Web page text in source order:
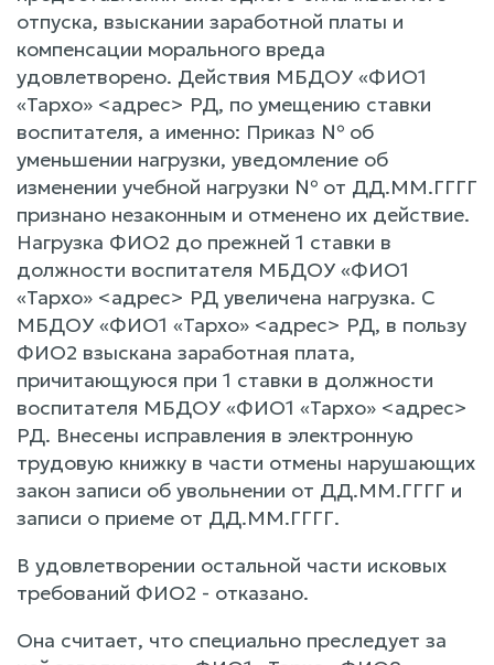
отпуска, взыскании заработной платы и
компенсации морального вреда
удовлетворено. Действия МБДОУ «ФИО1
«Тархо» <адрес> РД, по умещению ставки
воспитателя, а именно: Приказ № об
уменьшении нагрузки, уведомление об
изменении учебной нагрузки № от ДД.ММ.ГГГГ
признано незаконным и отменено их действие.
Нагрузка ФИО2 до прежней 1 ставки в
должности воспитателя МБДОУ «ФИО1
«Тархо» <адрес> РД увеличена нагрузка. С
МБДОУ «ФИО1 «Тархо» <адрес> РД, в пользу
ФИО2 взыскана заработная плата,
причитающуюся при 1 ставки в должности
воспитателя МБДОУ «ФИО1 «Тархо» <адрес>
РД. Внесены исправления в электронную
трудовую книжку в части отмены нарушающих
закон записи об увольнении от ДД.ММ.ГГГГ и
записи о приеме от ДД.ММ.ГГГГ.
В удовлетворении остальной части исковых
требований ФИО2 - отказано.
Она считает, что специально преследует за